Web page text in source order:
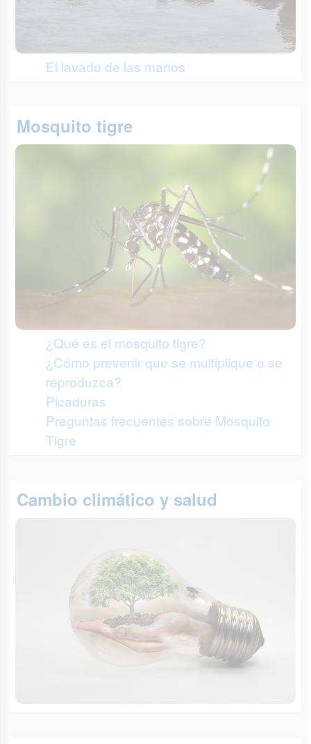
El lavado de las manos
Mosquito tigre
¿Qué es el mosquito tigre?
¿Cómo prevenir que se multiplique o se
reproduzca?
Picaduras
Preguntas frecuentes sobre Mosquito
Tigre
Cambio climático y salud